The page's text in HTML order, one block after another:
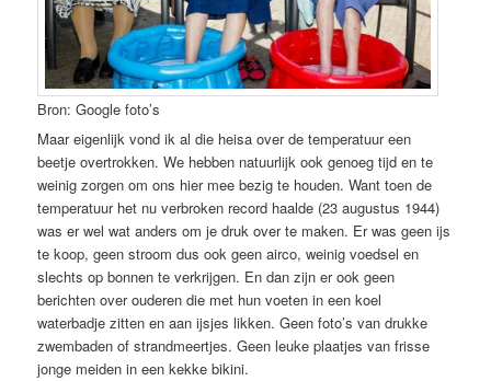
Bron: Google foto’s
Maar eigenlijk vond ik al die heisa over de temperatuur een
beetje overtrokken. We hebben natuurlijk ook genoeg tijd en te
weinig zorgen om ons hier mee bezig te houden. Want toen de
temperatuur het nu verbroken record haalde (23 augustus 1944)
was er wel wat anders om je druk over te maken. Er was geen ijs
te koop, geen stroom dus ook geen airco, weinig voedsel en
slechts op bonnen te verkrijgen. En dan zijn er ook geen
berichten over ouderen die met hun voeten in een koel
waterbadje zitten en aan ijsjes likken. Geen foto’s van drukke
zwembaden of strandmeertjes. Geen leuke plaatjes van frisse
jonge meiden in een kekke bikini.